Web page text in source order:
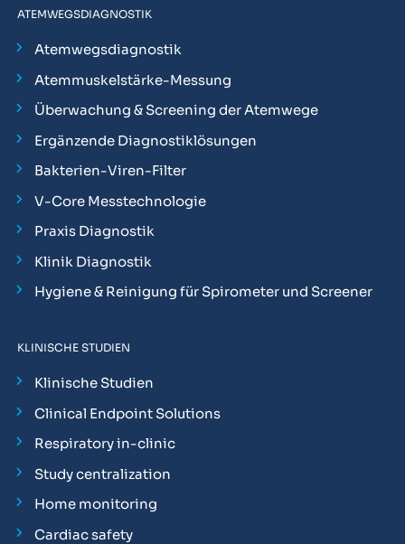
ATEMWEGSDIAGNOSTIK
Atemwegsdiagnostik
Atemmuskelstärke-Messung
Überwachung & Screening der Atemwege
Ergänzende Diagnostiklösungen
Bakterien-Viren-Filter
V-Core Messtechnologie
Praxis Diagnostik
Klinik Diagnostik
Hygiene & Reinigung für Spirometer und Screener
KLINISCHE STUDIEN
Klinische Studien
Clinical Endpoint Solutions
Respiratory in-clinic
Study centralization
Home monitoring
Cardiac safety